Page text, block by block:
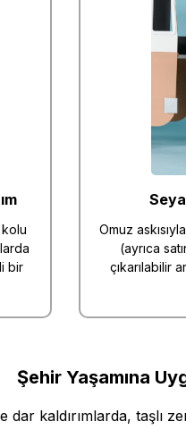
bir
Omuz
(ayrıca
çıkarılabilir
Şehir Yaşamına
dar kaldırımlarda,